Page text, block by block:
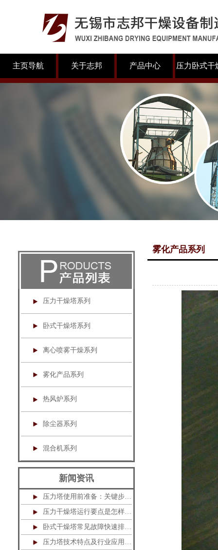
主页导航 关于志邦 产品中心 压力卧式干
压力干燥塔系列
卧式干燥塔系列
离心喷雾干燥系列
雾化产品系列
热风炉系列
除尘器系列
混合机系列
新闻资讯
压力塔使用前准备：关键步骤不可忽视
压力干燥塔运行要点是怎样的？
卧式干燥塔常见故障快速排除指南
压力塔技术特点及行业应用解析
雾化产品系列